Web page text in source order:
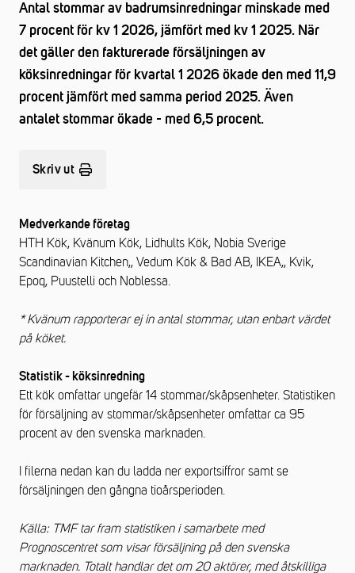
Antal stommar av badrumsinredningar minskade med
7 procent för kv 1 2026, jämfört med kv 1 2025. När
det gäller den fakturerade försäljningen av
köksinredningar för kvartal 1 2026 ökade den med 11,9
procent jämfört med samma period 2025. Även
antalet stommar ökade - med 6,5 procent.
Skriv ut
Medverkande företag
HTH Kök, Kvänum Kök, Lidhults Kök, Nobia Sverige
Scandinavian Kitchen,, Vedum Kök & Bad AB, IKEA,, Kvik,
Epoq, Puustelli och Noblessa.
*Kvänum rapporterar ej in antal stommar, utan enbart värdet
på köket.
Statistik - köksinredning
Ett kök omfattar ungefär 14 stommar/skåpsenheter. Statistiken
för försäljning av stommar/skåpsenheter omfattar ca 95
procent av den svenska marknaden.
I filerna nedan kan du ladda ner exportsiffror samt se
försäljningen den gångna tioårsperioden.
Källa: TMF tar fram statistiken i samarbete med
Prognoscentret som visar försäljning på den svenska
marknaden. Totalt handlar det om 20 aktörer, med åtskilliga